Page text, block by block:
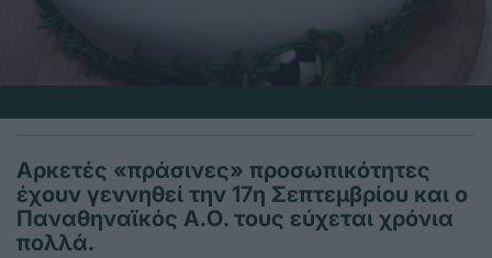
Αρκετές «πράσινες» προσωπικότητες
έχουν γεννηθεί την 17η Σεπτεμβρίου και ο
Παναθηναϊκός Α.Ο. τους εύχεται χρόνια
πολλά.